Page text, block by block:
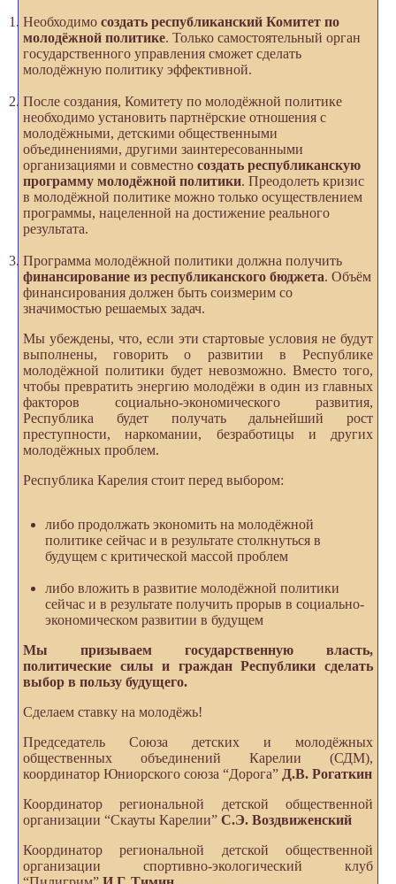
Необходимо создать республиканский Комитет по
молодёжной политике. Только самостоятельный орган
государственного управления сможет сделать
молодёжную политику эффективной.
После создания, Комитету по молодёжной политике
необходимо установить партнёрские отношения с
молодёжными, детскими общественными
объединениями, другими заинтересованными
организациями и совместно создать республиканскую
программу молодёжной политики. Преодолеть кризис
в молодёжной политике можно только осуществлением
программы, нацеленной на достижение реального
результата.
Программа молодёжной политики должна получить
финансирование из республиканского бюджета. Объём
финансирования должен быть соизмерим со
значимостью решаемых задач.
Мы убеждены, что, если эти стартовые условия не будут
выполнены, говорить о развитии в Республике
молодёжной политики будет невозможно. Вместо того,
чтобы превратить энергию молодёжи в один из главных
факторов социально-экономического развития,
Республика будет получать дальнейший рост
преступности, наркомании, безработицы и других
молодёжных проблем.
Республика Карелия стоит перед выбором:
либо продолжать экономить на молодёжной
политике сейчас и в результате столкнуться в
будущем с критической массой проблем
либо вложить в развитие молодёжной политики
сейчас и в результате получить прорыв в социально-
экономическом развитии в будущем
Мы призываем государственную власть,
политические силы и граждан Республики сделать
выбор в пользу будущего.
Сделаем ставку на молодёжь!
Председатель Союза детских и молодёжных
общественных объединений Карелии (СДМ),
координатор Юниорского союза “Дорога” Д.В. Рогаткин
Координатор региональной детской общественной
организации “Скауты Карелии” С.Э. Воздвиженский
Координатор региональной детской общественной
организации спортивно-экологический клуб